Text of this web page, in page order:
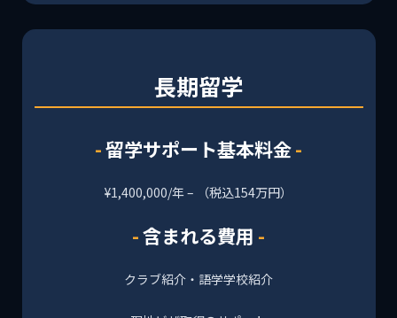
長期留学
留学サポート基本料金
¥1,400,000/年 – （税込154万円）
含まれる費用
クラブ紹介・語学学校紹介